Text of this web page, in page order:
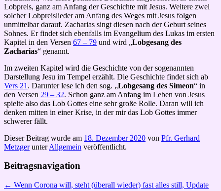
Lobpreis, ganz am Anfang der Geschichte mit Jesus. Weitere zwei
solcher Lobpreislieder am Anfang des Weges mit Jesus folgen
unmittelbar darauf. Zacharias singt diesen nach der Geburt seines
Sohnes. Er findet sich ebenfalls im Evangelium des Lukas im ersten
Kapitel in den Versen 67 – 79 und wird „Lobgesang des
Zacharias“ genannt.
Im zweiten Kapitel wird die Geschichte von der sogenannten
Darstellung Jesu im Tempel erzählt. Die Geschichte findet sich ab
Vers 21 . Darunter lese ich den sog. „Lobgesang des Simeon“ in
den Versen 29 – 32. Schon ganz am Anfang im Leben von Jesus
spielte also das Lob Gottes eine sehr große Rolle. Daran will ich
denken mitten in einer Krise, in der mir das Lob Gottes immer
schwerer fällt.
Dieser Beitrag wurde am 18. Dezember 2020 von Pfr. Gerhard
MetzgerunterAllgemein veröffentlicht.
Beitragsnavigation
← Wenn Corona will, steht (überall wieder) fast alles still, Update